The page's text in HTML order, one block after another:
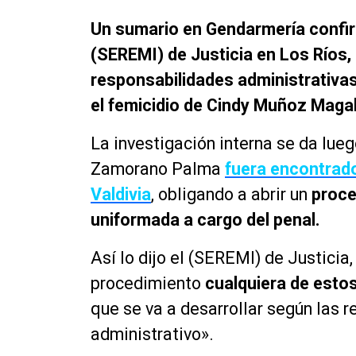
Un sumario en Gendarmería
(SEREMI) de Justicia en Los
responsabilidades
el femicidio de Cindy Muñoz
La investigación interna se da
Zamorano Palma fuera
Valdivia, obligando a abrir un
uniformada a cargo del penal.
Así lo dijo el (SEREMI) de
procedimiento cualquiera de
que se va a desarrollar según las
administrativo».